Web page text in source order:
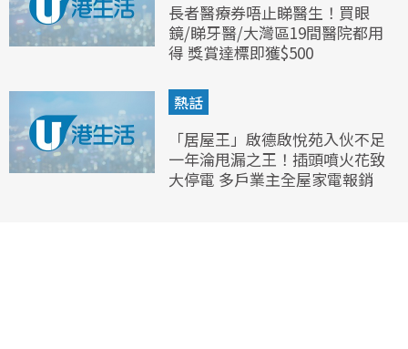
長者醫療券唔止睇醫生！買眼
鏡/睇牙醫/大灣區19間醫院都用
得 獎賞達標即獲$500
熱話
「居屋王」啟德啟悅苑入伙不足
一年淪甩漏之王！插頭噴火花致
大停電 多戶業主全屋家電報銷